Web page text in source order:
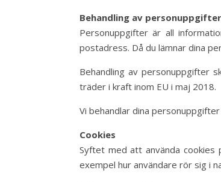
Behandling av personuppgifter
Personuppgifter är all
postadress. Då du lämnar dina
Behandling av personuppgifter
träder i kraft inom EU i maj 2018.
Vi behandlar dina
Cookies
Syftet med att använda
exempel hur användare rör sig i